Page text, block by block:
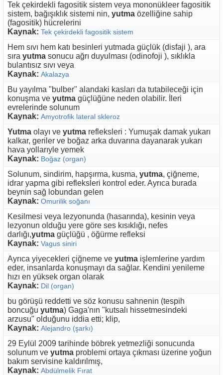
Tek çekirdekli fagositik sistem veya mononükleer fagositik
sistem, bağışıklık sistemi nin, yutma özelliğine sahip
(fagositik) hücrelerini
Kaynak: Tek çekirdekli fagositik sistem
Hem sıvı hem katı besinleri yutmada güçlük (disfaji ), ara
sıra yutma sonucu ağrı duyulması (odinofoji ), sıklıkla
bulantısız sıvı veya
Kaynak: Akalazya
Bu yayılma "bulber" alandaki kasları da tutabileceği için
konuşma ve yutma güçlüğüne neden olabilir. İleri
evrelerinde solunum
Kaynak: Amyotrofik lateral skleroz
Yutma olayı ve yutma refleksleri : Yumuşak damak yukarı
kalkar, geriler ve boğaz arka duvarına dayanarak yukarı
hava yollarıyle yemek
Kaynak: Boğaz (organ)
Solunum, sindirim, hapşırma, kusma, yutma, çiğneme,
idrar yapma gibi refleksleri kontrol eder. Ayrıca burada
beynin sağ lobundan gelen
Kaynak: Omurilik soğanı
Kesilmesi veya lezyonunda (hasarında), kesinin veya
lezyonun olduğu yere göre ses kısıklığı, nefes
darlığı,yutma güçlüğü , öğürme refleksi
Kaynak: Vagus siniri
Ayrıca yiyecekleri çiğneme ve yutma işlemlerine yardım
eder, insanlarda konuşmayı da sağlar. Kendini yenileme
hızı en yüksek organ olarak
Kaynak: Dil (organ)
bu görüşü reddetti ve söz konusu sahnenin (tespih
boncuğu yutma) Gaga'nın "kutsalı hissetmesindeki
arzusu" olduğunu iddia etti; klip,
Kaynak: Alejandro (şarkı)
29 Eylül 2009 tarihinde böbrek yetmezliği sonucunda
solunum ve yutma problemi ortaya çıkması üzerine yoğun
bakım servisine kaldırılmış,
Kaynak: Abdülmelik Fırat